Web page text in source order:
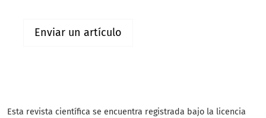
Enviar un artículo
Esta revista científica se encuentra registrada bajo la licencia